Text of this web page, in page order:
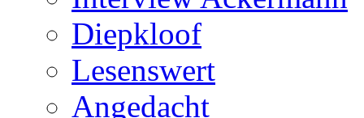
Diepkloof
Lesenswert
Angedacht